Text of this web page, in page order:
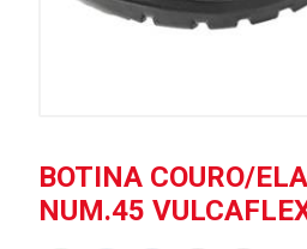
BOTINA COURO/
NUM.45